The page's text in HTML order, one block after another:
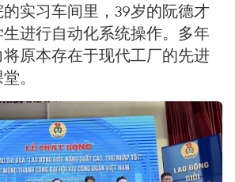
实习车间里，39岁的阮德才
进行自动化系统操作。多年
原本存在于现代工厂的先进
。